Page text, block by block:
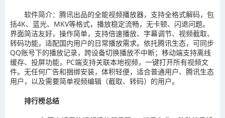
软件简介：腾讯出品的全能视频播放器，支持全格式解码，包
括4K、蓝光、MKV等格式，播放稳定流畅，无卡顿、闪退问题。
界面简洁友好，操作简单，支持倍速播放、字幕调节、视频截取、
转码功能，适配国内用户的日常播放需求。依托腾讯生态，可同步
QQ账号下的播放记录，跨设备切换播放不中断；移动端支持离线
缓存、投屏功能，PC端支持关联本地视频，一键打开所有视频文
件。无任何广告和捆绑安装，体积轻便，适合普通用户、腾讯生态
用户，以及需要简单视频编辑（截取、转码）的用户。
排行榜总结